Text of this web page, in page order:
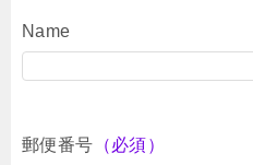
Name
郵便番号 （必須）